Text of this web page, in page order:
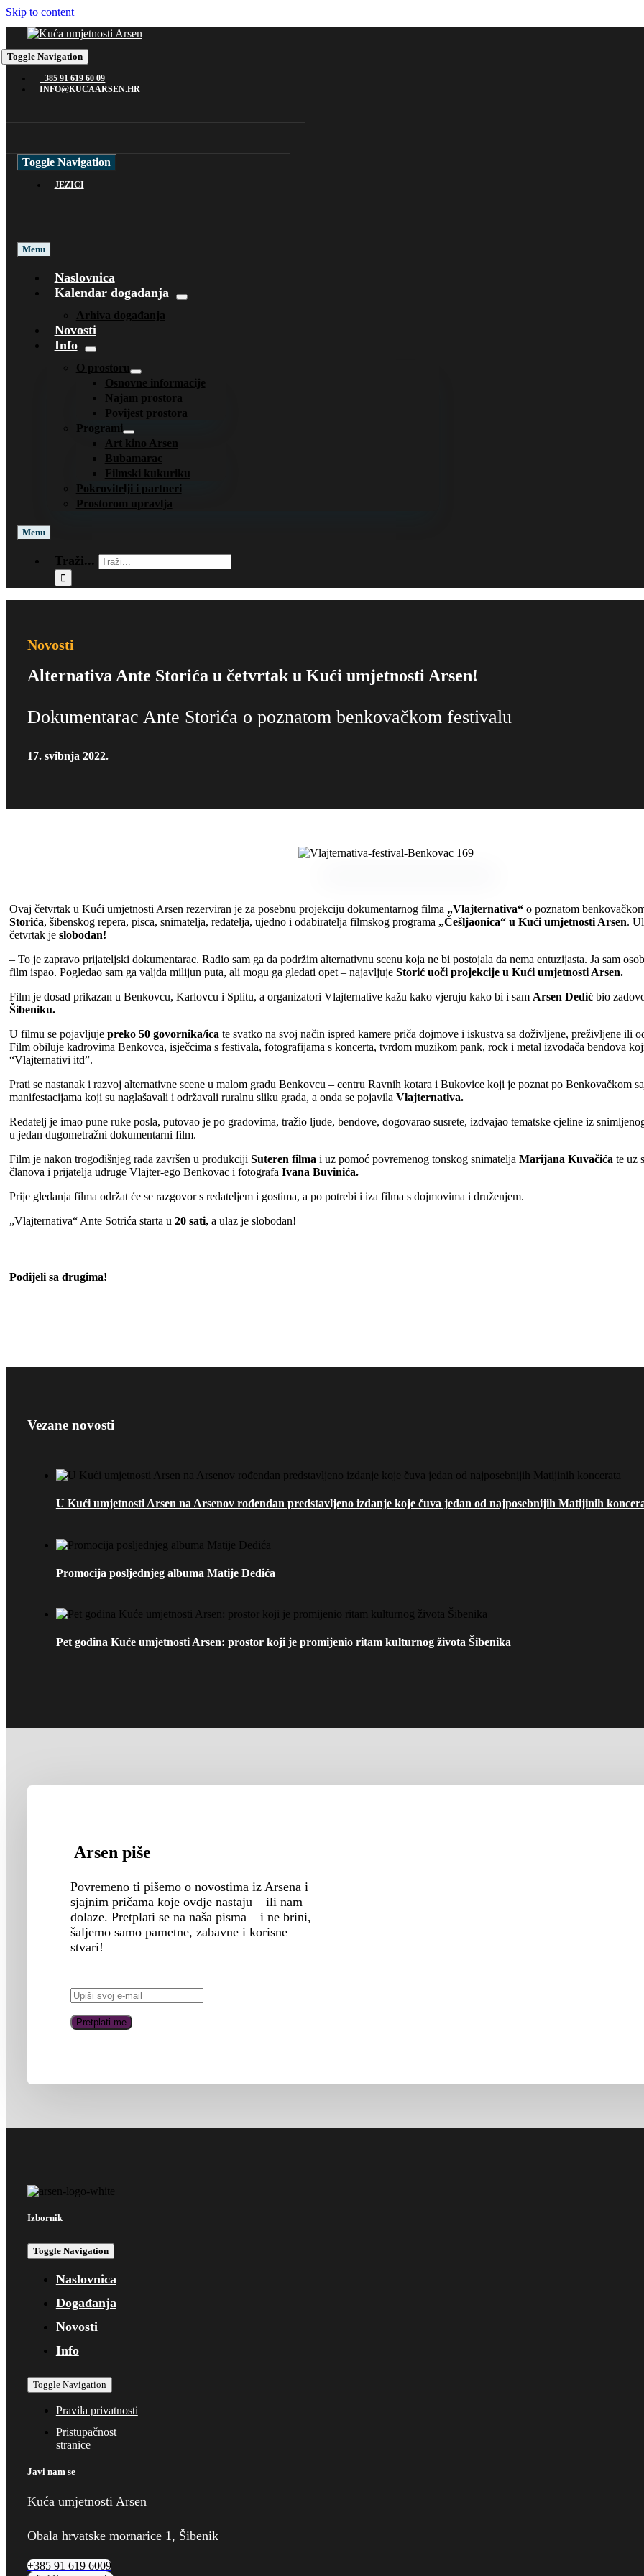
Skip to content
Toggle Navigation
+385 91 619 60 09
INFO@KUCAARSEN.HR
Toggle Navigation
JEZICI
Menu
Naslovnica
Kalendar događanja
Arhiva događanja
Novosti
Info
O prostoru
Osnovne informacije
Najam prostora
Povijest prostora
Programi
Art kino Arsen
Bubamarac
Filmski kukuriku
Pokrovitelji i partneri
Prostorom upravlja
Menu
Traži...
Novosti
Alternativa Ante Storića u četvrtak u Kući umjetnosti Arsen!
Dokumentarac Ante Storića o poznatom benkovačkom festivalu
17. svibnja 2022.
Ovaj četvrtak u Kući umjetnosti Arsen rezerviran je za posebnu projekciju dokumentarnog filma „Vlajternativa“o poznatom
Storića, šibenskog repera, pisca, snimatelja, redatelja, ujedno i odabiratelja filmskog programa „Češljaonica“ u Kući umjetnosti Arsen.
četvrtak je slobodan!
– To je zapravo prijateljski dokumentarac. Radio sam ga da podržim alternativnu scenu koja ne bi postojala da nema entuzijasta. Ja sam
film ispao. Pogledao sam ga valjda milijun puta, ali mogu ga gledati opet – najavljujeStorić uoči projekcije u Kući umjetnosti Arsen.
Film je dosad prikazan u Benkovcu, Karlovcu i Splitu, a organizatori Vlajternative kažu kako vjeruju kako bi i sam Arsen Dedićbio
Šibeniku.
U filmu se pojavljuje preko 50 govornika/ica te svatko na svoj način ispred kamere priča dojmove i iskustva sa doživljene, preživljene ili
Film obiluje kadrovima Benkovca, isječcima s festivala, fotografijama s koncerta, tvrdom muzikom pank, rock i metal izvođača bendova
“Vlajternativi itd”.
Prati se nastanak i razvoj alternativne scene u malom gradu Benkovcu – centru Ravnih kotara i Bukovice koji je poznat po Benkovačkom
manifestacijama koji su naglašavali i održavali ruralnu sliku grada, a onda se pojavila Vlajternativa.
Redatelj je imao pune ruke posla, putovao je po gradovima, tražio ljude, bendove, dogovarao susrete, izdvajao tematske cjeline iz
u jedan dugometražni dokumentarni film.
Film je nakon trogodišnjeg rada završen u produkciji Suteren filma i uz pomoć povremenog tonskog snimatelja Marijana Kuvačića te uz
članova i prijatelja udruge Vlajter-ego Benkovac i fotografa Ivana Buvinića.
Prije gledanja filma održat će se razgovor s redateljem i gostima, a po potrebi i iza filma s dojmovima i druženjem.
„Vlajternativa“ Ante Sotrića starta u 20 sati,a ulaz je slobodan!
Podijeli sa drugima!
Vezane novosti
U Kući umjetnosti Arsen na Arsenov rođendan predstavljeno izdanje koje čuva jedan od najposebnijih Matijinih
Promocija posljednjeg albuma Matije Dedića
Pet godina Kuće umjetnosti Arsen: prostor koji je promijenio ritam kulturnog života Šibenika
Arsen piše
Povremeno ti pišemo o novostima iz Arsena i
sjajnim pričama koje ovdje nastaju – ili nam
dolaze. Pretplati se na naša pisma – i ne brini,
šaljemo samo pametne, zabavne i korisne
stvari!
Izbornik
Toggle Navigation
Naslovnica
Događanja
Novosti
Info
Toggle Navigation
Pravila privatnosti
Pristupačnost
stranice
Javi nam se
Kuća umjetnosti Arsen
Obala hrvatske mornarice 1, Šibenik
+385 91 619 6009